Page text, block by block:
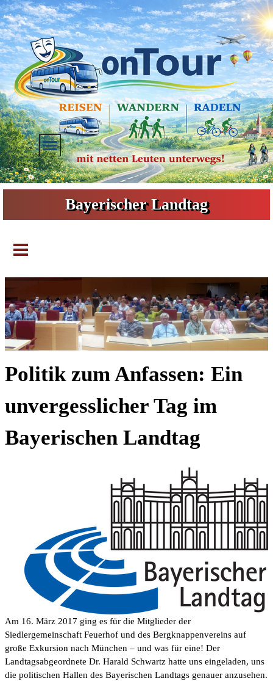
Direkt zum Seiteninhalt
Menü überspringen
Bayerischer Landtag
Politik zum Anfassen: Ein
unvergesslicher Tag im
Bayerischen Landtag
Am 16. März 2017 ging es für die Mitglieder der
Siedlergemeinschaft Feuerhof und des Bergknappenvereins auf
große Exkursion nach München – und was für eine! Der
Landtagsabgeordnete Dr. Harald Schwartz hatte uns eingeladen, uns
die politischen Hallen des Bayerischen Landtags genauer anzusehen.